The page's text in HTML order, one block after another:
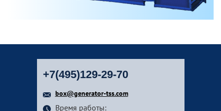
+7(495)129-29-70
box@generator-tss.com
Время работы: